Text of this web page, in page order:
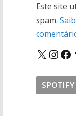
Este site
spam.
X InstagramFacebook Tumblr
SPOTIFY